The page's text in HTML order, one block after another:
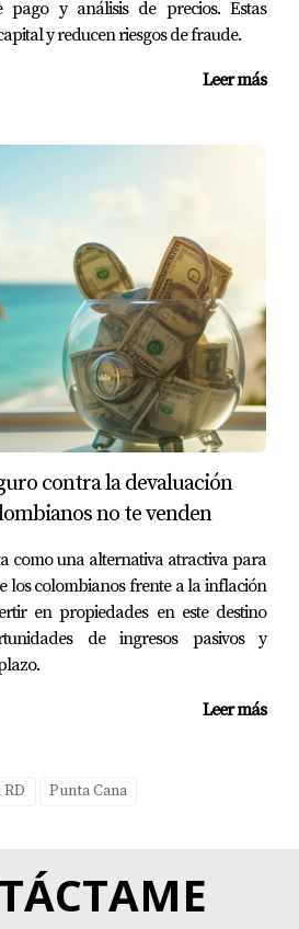
DE UBICACIÓN ESTRATÉGICA
mueve el interés del turista
una inversión exitosa. Como tu
te brindo el
respaldo legal y la
para que tu capital se ubique
capitalicen este nuevo auge
Punta Cana.
técnica y el montaje de
de que el diseño interior
de autenticidad y lujo
del Centro Cultural espera
que tu activo destaque por su
, y estoy aquí para ayudarte a
y rentable de la República
pago y análisis de precios. Estas
y reducen riesgos de fraude.
Leer más
contra la devaluación
no te venden
como una alternativa atractiva para
los colombianos frente a la inflación
en propiedades en este destino
de ingresos pasivos y
Leer más
Punta Cana